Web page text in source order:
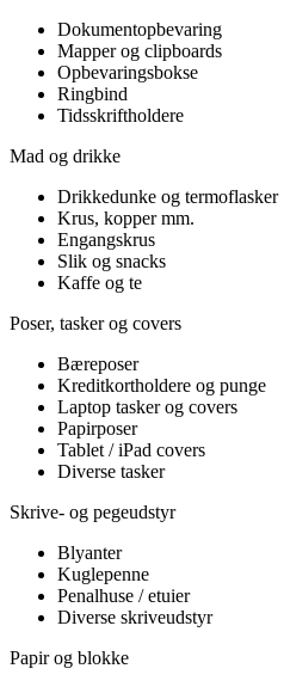
Dokumentopbevaring
Mapper og clipboards
Opbevaringsbokse
Ringbind
Tidsskriftholdere
Mad og drikke
Drikkedunke og termoflasker
Krus, kopper mm.
Engangskrus
Slik og snacks
Kaffe og te
Poser, tasker og covers
Bæreposer
Kreditkortholdere og punge
Laptop tasker og covers
Papirposer
Tablet / iPad covers
Diverse tasker
Skrive- og pegeudstyr
Blyanter
Kuglepenne
Penalhuse / etuier
Diverse skriveudstyr
Papir og blokke